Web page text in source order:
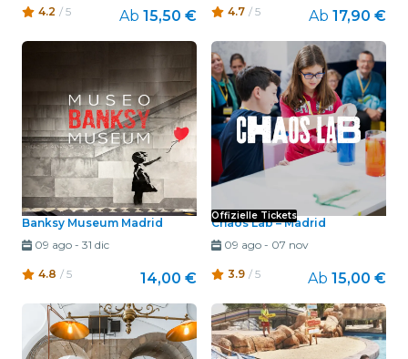
4.2 / 5 Ab 15,50 € 4.7 / 5 Ab 17,90 €
Banksy Museum Madrid
09 ago- 31 dic
4.8 / 5 14,00 €
Offizielle Tickets
Chaos Lab – Madrid
09 ago- 07 nov
3.9 / 5 Ab 15,00 €